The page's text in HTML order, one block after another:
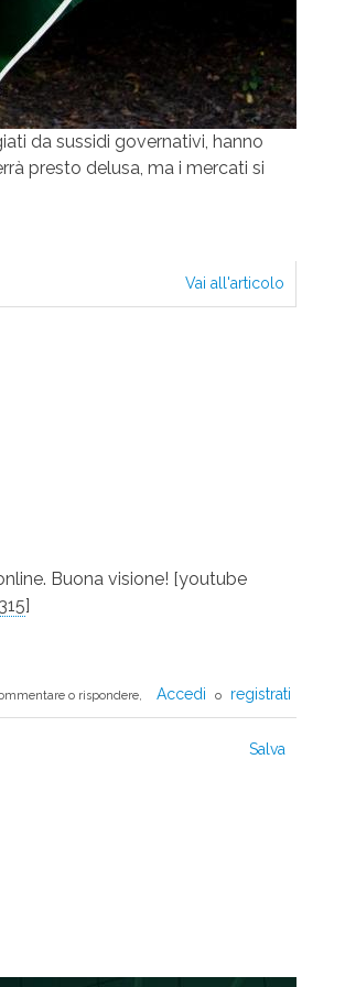
da sussidi governativi, hanno
presto delusa, ma i mercati si
Vai all'articolo
UN
Buona visione! [youtube
]
o rispondere, Accedi o registrati
Salva